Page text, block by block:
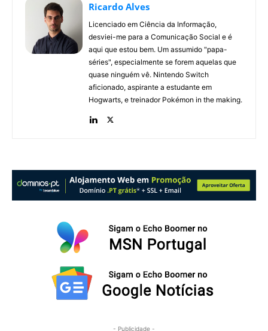
Ricardo Alves
Licenciado em Ciência da Informação,
desviei-me para a Comunicação Social e é
aqui que estou bem. Um assumido "papa-
séries", especialmente se forem aquelas que
quase ninguém vê. Nintendo Switch
aficionado, aspirante a estudante em
Hogwarts, e treinador Pokémon in the making.
- Publicidade -